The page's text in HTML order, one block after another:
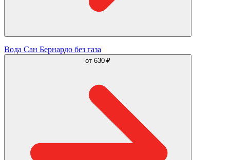
Вода Сан Бернардо без газа
от 630 ₽